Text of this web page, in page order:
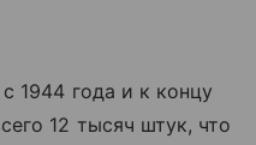
1944 года и к концу
12 тысяч штук, что